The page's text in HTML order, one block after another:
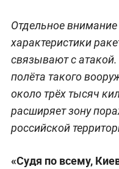
Отдельное
характеристики
связывают с
полёта такого
около трёх тысяч
расширяет зону
российской
«Судя по всему,